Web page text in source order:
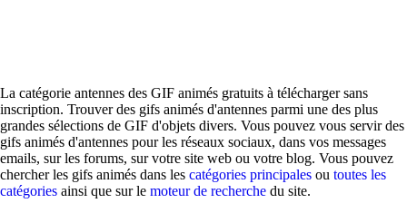
La catégorie antennes des GIF animés gratuits à télécharger sans
inscription. Trouver des gifs animés d'antennes parmi une des plus
grandes sélections de GIF d'objets divers. Vous pouvez vous servir des
gifs animés d'antennes pour les réseaux sociaux, dans vos messages
emails, sur les forums, sur votre site web ou votre blog. Vous pouvez
chercher les gifs animés dans les catégories principales ou toutes les
catégories ainsi que sur le moteur de recherche du site.